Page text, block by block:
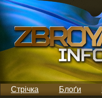
Стрічка Блоґи